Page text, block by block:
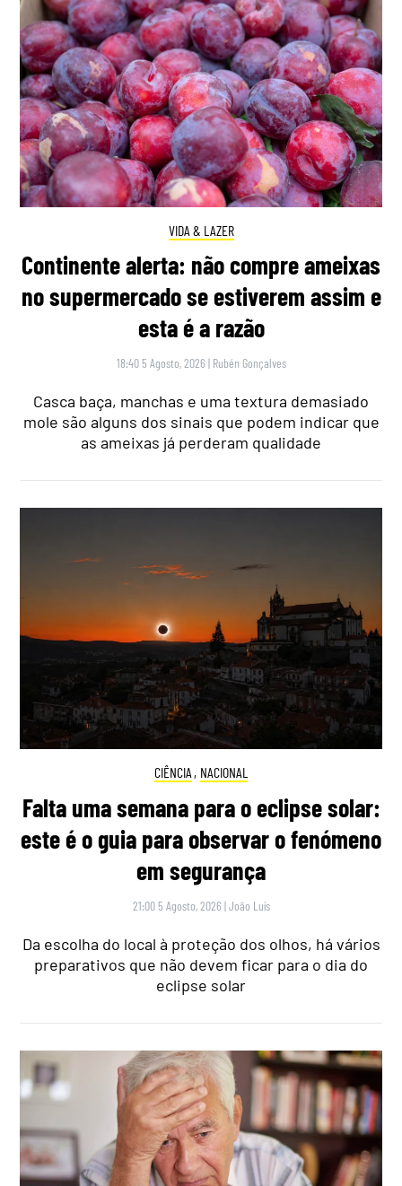
VIDA & LAZER
Continente alerta: não compre ameixas
no supermercado se estiverem assim e
esta é a razão
18:40 5 Agosto, 2026 | Rubén Gonçalves
Casca baça, manchas e uma textura demasiado
mole são alguns dos sinais que podem indicar que
as ameixas já perderam qualidade
CIÊNCIA , NACIONAL
Falta uma semana para o eclipse solar:
este é o guia para observar o fenómeno
em segurança
21:00 5 Agosto, 2026 |João Luís
Da escolha do local à proteção dos olhos, há vários
preparativos que não devem ficar para o dia do
eclipse solar